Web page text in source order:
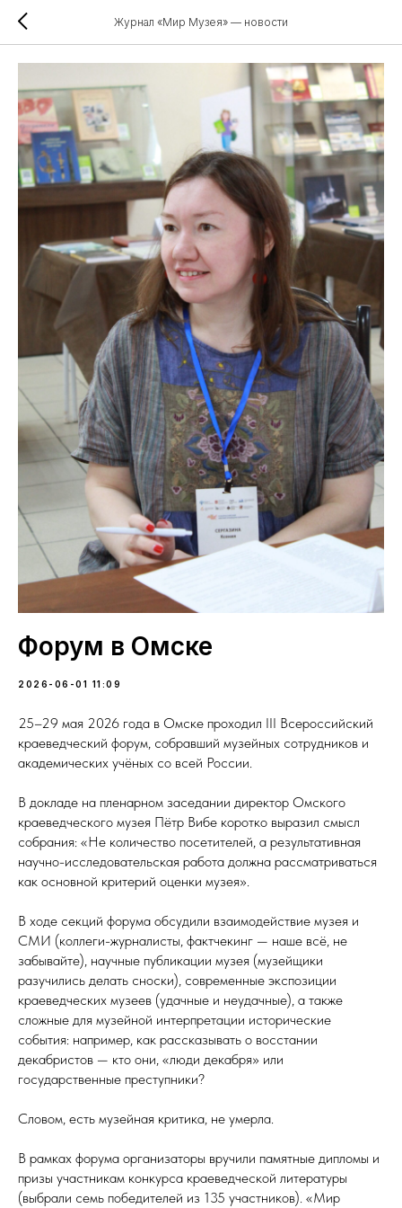
Журнал «Мир Музея» — новости
Форум в Омске
2026-06-01 11:09
25–29 мая 2026 года в Омске проходил III Всероссийский
краеведческий форум, собравший музейных сотрудников и
академических учёных со всей России.
В докладе на пленарном заседании директор Омского
краеведческого музея Пётр Вибе коротко выразил смысл
собрания: «Не количество посетителей, а результативная
научно-исследовательская работа должна рассматриваться
как основной критерий оценки музея».
В ходе секций форума обсудили взаимодействие музея и
СМИ (коллеги-журналисты, фактчекинг — наше всё, не
забывайте), научные публикации музея (музейщики
разучились делать сноски), современные экспозиции
краеведческих музеев (удачные и неудачные), а также
сложные для музейной интерпретации исторические
события: например, как рассказывать о восстании
декабристов — кто они, «люди декабря» или
государственные преступники?
Словом, есть музейная критика, не умерла.
В рамках форума организаторы вручили памятные дипломы и
призы участникам конкурса краеведческой литературы
(выбрали семь победителей из 135 участников). «Мир